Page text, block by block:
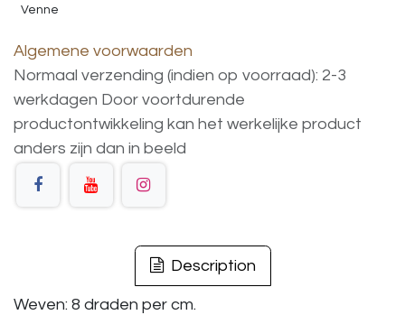
Venne
Algemene voorwaarden
Normaal verzending (indien op voorraad): 2-3
werkdagen Door voortdurende
productontwikkeling kan het werkelijke product
anders zijn dan in beeld
Description
Weven: 8 draden per cm.